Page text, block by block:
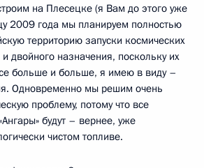
на Плесецке (я Вам до этого уже
2009 года мы планируем полностью
территорию запуски космических
двойного назначения, поскольку их
больше и больше, я имею в виду –
Одновременно мы решим очень
проблему, потому что все
будут – вернее, уже
чистом топливе.